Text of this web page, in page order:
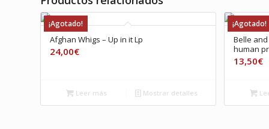
¡Agotado!
Afghan Whigs ‎– Up in it Lp
24,00€
Leer más Mostrar detalles
¡Agotado!
Belle
human
13,50€